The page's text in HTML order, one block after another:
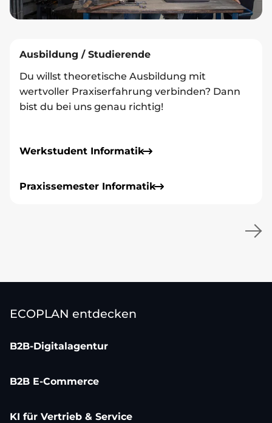
Ausbildung / Studierende
Du willst theoretische Ausbildung mit
wertvoller Praxiserfahrung verbinden? Dann
bist du bei uns genau richtig!
Werkstudent Informatik
Praxissemester Informatik
ECOPLAN entdecken
B2B-Digitalagentur
B2B E-Commerce
KI für Vertrieb & Service